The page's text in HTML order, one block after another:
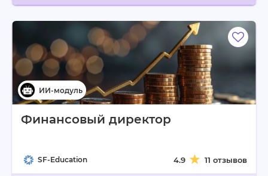
Финансовый директор
SF-Education 4.9 11 отзывов